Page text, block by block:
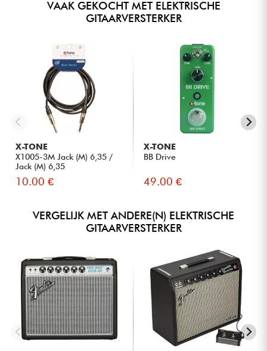
VAAK GEKOCHT MET ELEKTRISCHE
GITAARVERSTERKER
X-TONE
X1005-3M Jack (M) 6,35 /
Jack (M) 6,35
10.00 €
X-TONE
BB Drive
49.00 €
VERGELIJK MET ANDERE(N) ELEKTRISCHE
GITAARVERSTERKER